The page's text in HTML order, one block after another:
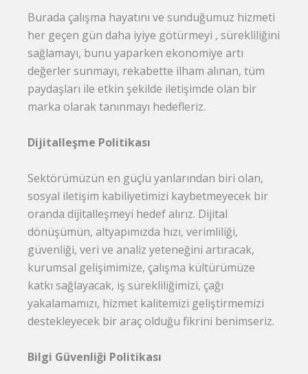
Burada çalışma hayatını ve sunduğumuz hizmeti
her geçen gün daha iyiye götürmeyi , sürekliliğini
sağlamayı, bunu yaparken ekonomiye artı
değerler sunmayı, rekabette ilham alınan, tüm
paydaşları ile etkin şekilde iletişimde olan bir
marka olarak tanınmayı hedefleriz.
Dijitalleşme Politikası
Sektörümüzün en güçlü yanlarından biri olan,
sosyal iletişim kabiliyetimizi kaybetmeyecek bir
oranda dijitalleşmeyi hedef alırız. Dijital
dönüşümün, altyapımızda hızı, verimliliği,
güvenliği, veri ve analiz yeteneğini artıracak,
kurumsal gelişimimize, çalışma kültürümüze
katkı sağlayacak, iş sürekliliğimizi, çağı
yakalamamızı, hizmet kalitemizi geliştirmemizi
destekleyecek bir araç olduğu fikrini benimseriz.
Bilgi Güvenliği Politikası